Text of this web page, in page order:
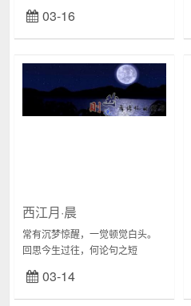
末，大学生的占座问题好像还没
有出现。也许，是高校从1999年
03-16
西江月·晨
常有沉梦惊醒，一觉顿觉白头。
回思今生过往，何论句之短
醒来乍暖还寒。鱼龙鬼怪不得
闲，翻覆癫狂痴叹！点数周遭离
03-14